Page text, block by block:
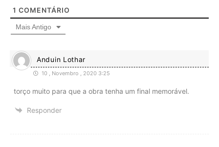
1 COMENTÁRIO
Mais Antigo
Anduin Lothar
10 , Novembro , 2020 3:25
torço muito para que a obra tenha um final memorável.
Responder